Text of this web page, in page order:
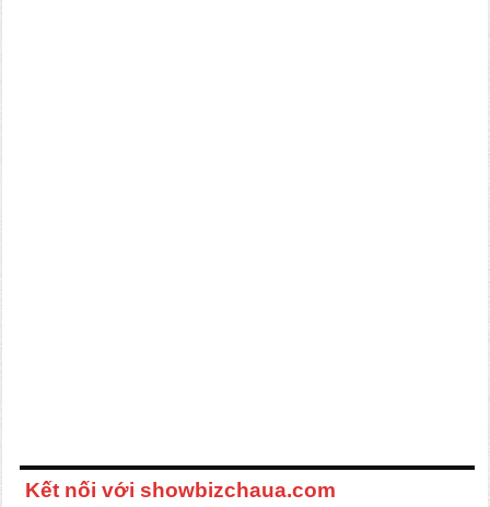
Kết nối với showbizchaua.com